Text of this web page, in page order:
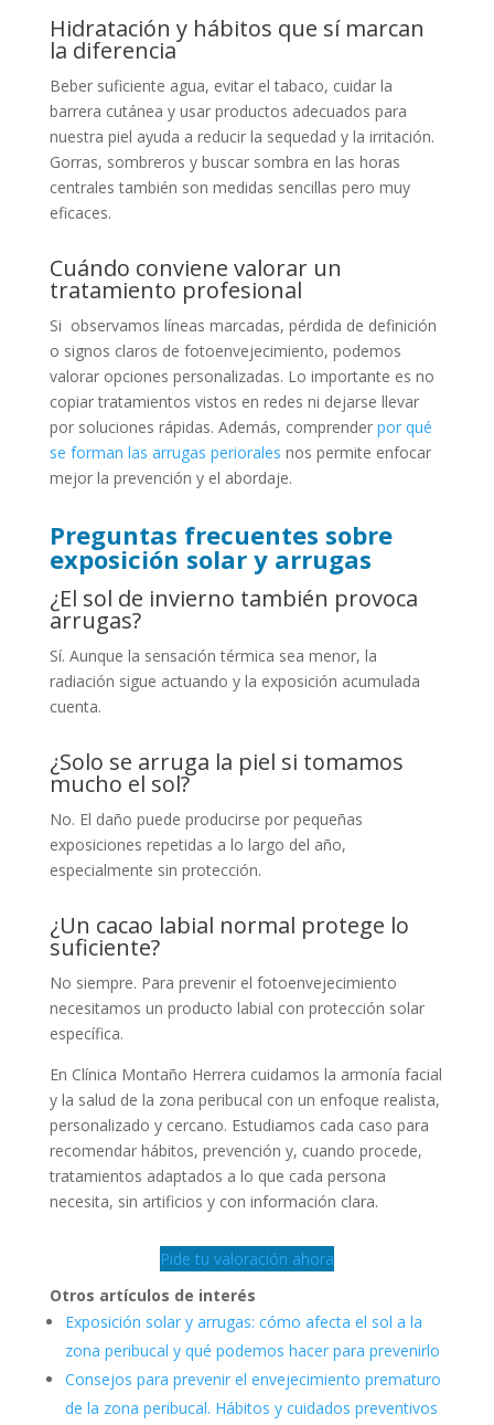
Hidratación y hábitos que sí marcan
la diferencia
Beber suficiente agua, evitar el tabaco, cuidar la
barrera cutánea y usar productos adecuados para
nuestra piel ayuda a reducir la sequedad y la irritación.
Gorras, sombreros y buscar sombra en las horas
centrales también son medidas sencillas pero muy
eficaces.
Cuándo conviene valorar un
tratamiento profesional
Si observamos líneas marcadas, pérdida de definición
o signos claros de fotoenvejecimiento, podemos
valorar opciones personalizadas. Lo importante es no
copiar tratamientos vistos en redes ni dejarse llevar
por soluciones rápidas. Además, comprender por qué
se forman las arrugas periorales nos permite enfocar
mejor la prevención y el abordaje.
Preguntas frecuentes sobre
exposición solar y arrugas
¿El sol de invierno también provoca
arrugas?
Sí. Aunque la sensación térmica sea menor, la
radiación sigue actuando y la exposición acumulada
cuenta.
¿Solo se arruga la piel si tomamos
mucho el sol?
No. El daño puede producirse por pequeñas
exposiciones repetidas a lo largo del año,
especialmente sin protección.
¿Un cacao labial normal protege lo
suficiente?
No siempre. Para prevenir el fotoenvejecimiento
necesitamos un producto labial con protección solar
específica.
En Clínica Montaño Herrera cuidamos la armonía facial
y la salud de la zona peribucal con un enfoque realista,
personalizado y cercano. Estudiamos cada caso para
recomendar hábitos, prevención y, cuando procede,
tratamientos adaptados a lo que cada persona
necesita, sin artificios y con información clara.
Pide tu valoración ahora
Otros artículos de interés
Exposición solar y arrugas: cómo afecta el sol a la
zona peribucal y qué podemos hacer para prevenirlo
Consejos para prevenir el envejecimiento prematuro
de la zona peribucal. Hábitos y cuidados preventivos